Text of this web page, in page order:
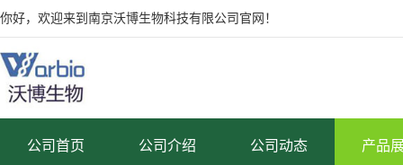
你好，欢迎来到南京沃博生物科技有限公司官网！
公司首页 公司介绍 公司动态 产品